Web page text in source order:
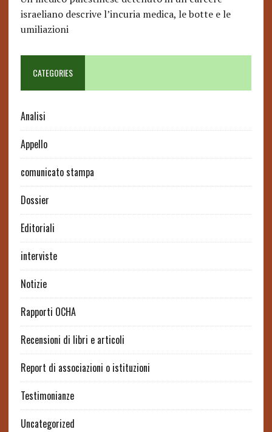
israeliano descrive l’incuria medica, le botte e le
umiliazioni
CATEGORIES
Analisi
Appello
comunicato stampa
Dossier
Editoriali
interviste
Notizie
Rapporti OCHA
Recensioni di libri e articoli
Report di associazioni o istituzioni
Testimonianze
Uncategorized